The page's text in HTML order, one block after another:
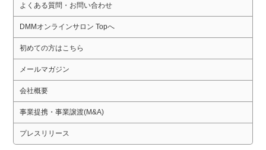
よくある質問・お問い合わせ
DMMオンラインサロン Topへ
初めての方はこちら
メールマガジン
会社概要
事業提携・事業譲渡(M&A)
プレスリリース